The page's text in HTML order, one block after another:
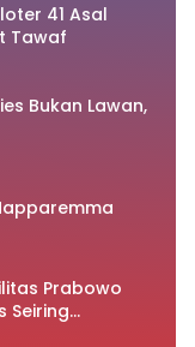
41 Asal
Tawaf
Bukan Lawan,
Prabowo
Seiring
Naik